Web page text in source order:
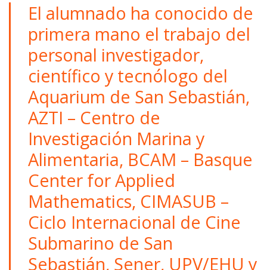
El alumnado ha conocido de
primera mano el trabajo del
personal investigador,
científico y tecnólogo del
Aquarium de San Sebastián,
AZTI – Centro de
Investigación Marina y
Alimentaria, BCAM – Basque
Center for Applied
Mathematics, CIMASUB –
Ciclo Internacional de Cine
Submarino de San
Sebastián, Sener, UPV/EHU y